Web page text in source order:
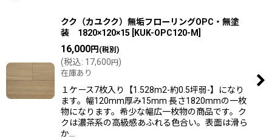
絞り込む
クク（カユクク）無垢フローリングOPC・無塗
装 1820×120×15
KUK-OPC120-M
16,000円 (税別)
(税込: 17,600 円 )
在庫あり
１ケース7枚入り【1.528m2-約0.5坪弱-】になり
ます。幅120mm厚み15mm 長さ1820mmの一枚
物になります。希少な幅広一枚物の商品です。ク
クは濃茶系の高級感あふれる色合い。表面は滑ら
か…